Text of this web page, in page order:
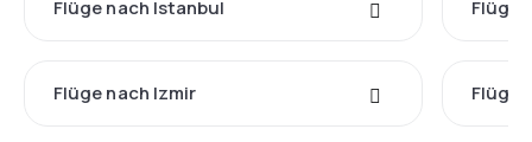
Flüge nach Istanbul Flüge
Flüge nach Izmir Flüge